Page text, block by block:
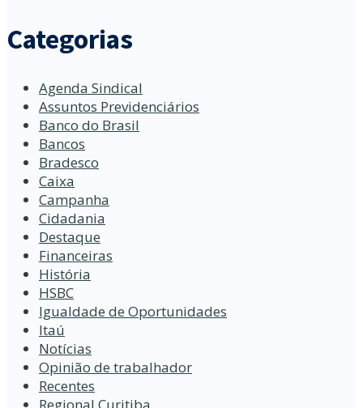
Categorias
Agenda Sindical
Assuntos Previdenciários
Banco do Brasil
Bancos
Bradesco
Caixa
Campanha
Cidadania
Destaque
Financeiras
História
HSBC
Igualdade de Oportunidades
Itaú
Notícias
Opinião de trabalhador
Recentes
Regional Curitiba